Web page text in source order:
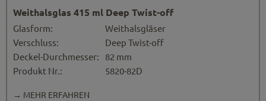
Weithalsglas 415 ml Deep Twist-off
Glasform:
Weithalsgläser
Verschluss:
Deep Twist-off
Deckel-Durchmesser:
82 mm
Produkt Nr.:
5820-82D
→ MEHR ERFAHREN